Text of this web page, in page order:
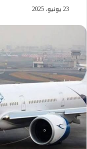
23 يونيو، 2025